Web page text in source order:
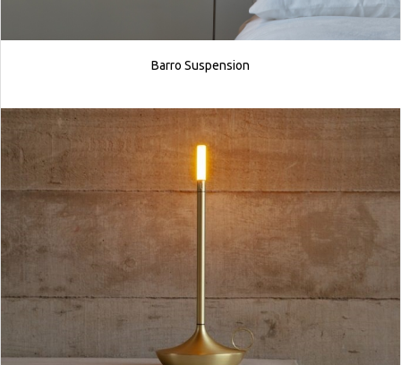
Barro Suspension